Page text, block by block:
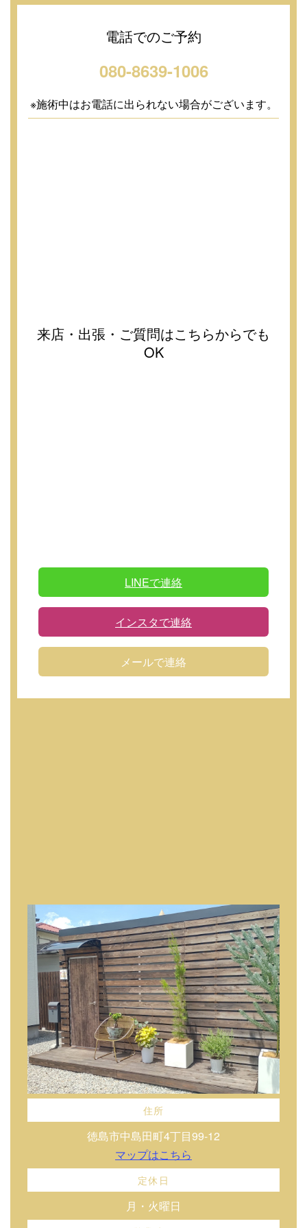
電話でのご予約
080-8639-1006
※施術中はお電話に出られない場合がございます。
来店・出張・ご質問はこちらからでも
OK
LINEで連絡
インスタで連絡
メールで連絡
住所
徳島市中島田町4丁目99-12
マップはこちら
定休日
月・火曜日